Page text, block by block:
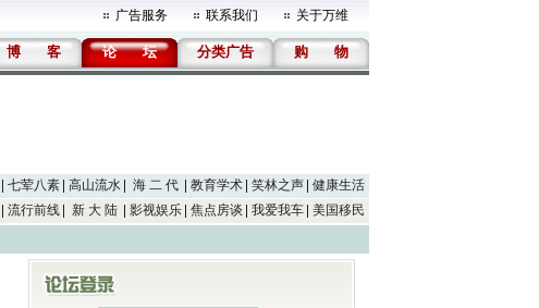
广告服务 联系我们 关于万维
博 客 论 坛 分类广告 购 物
七荤八素 高山流水 海 二 代 教育学术 笑林之声
健康生活
流行前线 新 大 陆 影视娱乐 焦点房谈 我爱我车 美国移民